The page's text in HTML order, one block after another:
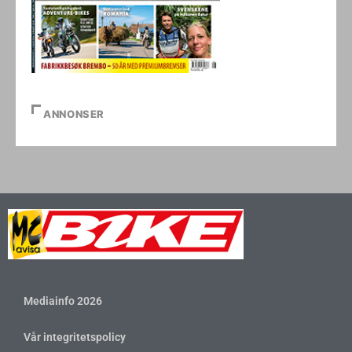
ANNONSER
Mediainfo 2026
Vår integritetspolicy